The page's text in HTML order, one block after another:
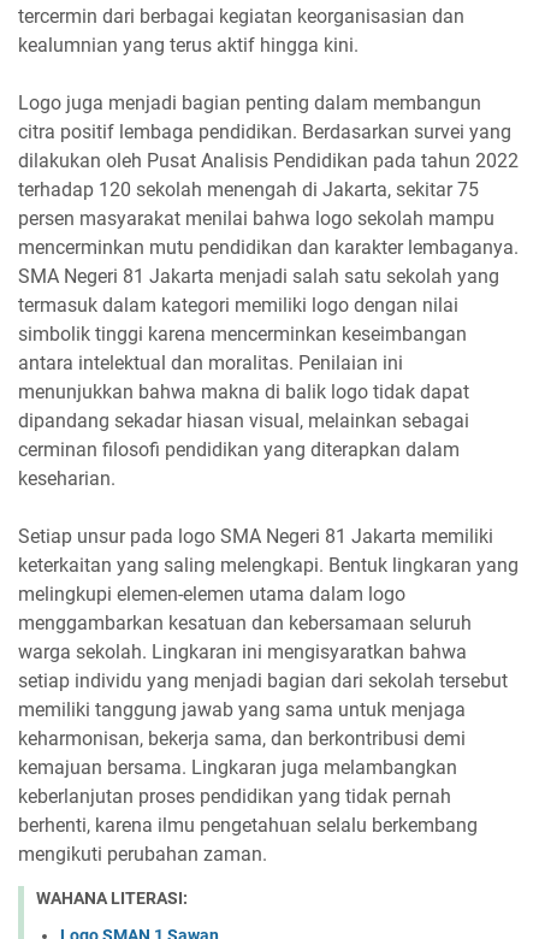
tercermin dari berbagai kegiatan keorganisasian dan
kealumnian yang terus aktif hingga kini.
Logo juga menjadi bagian penting dalam membangun
citra positif lembaga pendidikan. Berdasarkan survei yang
dilakukan oleh Pusat Analisis Pendidikan pada tahun 2022
terhadap 120 sekolah menengah di Jakarta, sekitar 75
persen masyarakat menilai bahwa logo sekolah mampu
mencerminkan mutu pendidikan dan karakter lembaganya.
SMA Negeri 81 Jakarta menjadi salah satu sekolah yang
termasuk dalam kategori memiliki logo dengan nilai
simbolik tinggi karena mencerminkan keseimbangan
antara intelektual dan moralitas. Penilaian ini
menunjukkan bahwa makna di balik logo tidak dapat
dipandang sekadar hiasan visual, melainkan sebagai
cerminan filosofi pendidikan yang diterapkan dalam
keseharian.
Setiap unsur pada logo SMA Negeri 81 Jakarta memiliki
keterkaitan yang saling melengkapi. Bentuk lingkaran yang
melingkupi elemen-elemen utama dalam logo
menggambarkan kesatuan dan kebersamaan seluruh
warga sekolah. Lingkaran ini mengisyaratkan bahwa
setiap individu yang menjadi bagian dari sekolah tersebut
memiliki tanggung jawab yang sama untuk menjaga
keharmonisan, bekerja sama, dan berkontribusi demi
kemajuan bersama. Lingkaran juga melambangkan
keberlanjutan proses pendidikan yang tidak pernah
berhenti, karena ilmu pengetahuan selalu berkembang
mengikuti perubahan zaman.
WAHANA LITERASI:
Logo SMAN 1 Sawan